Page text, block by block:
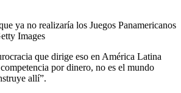
ya no realizaría los Juegos Panamericanos
Images
que dirige eso en América Latina
por dinero, no es el mundo
allí”.